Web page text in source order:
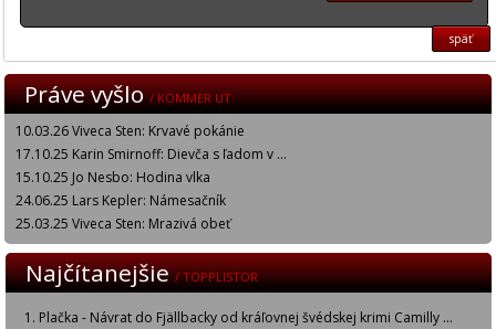
späť
Práve vyšlo/ KOMMER UT
10.03.26 Viveca Sten: Krvavé pokánie
17.10.25 Karin Smirnoff: Dievča s ľadom v ...
15.10.25 Jo Nesbo: Hodina vlka
24.06.25 Lars Kepler: Námesačník
25.03.25 Viveca Sten: Mrazivá obeť
Najčítanejšie/ TOPPLISTOR
Plačka - Návrat do Fjällbacky od kráľovnej švédskej krimi Camilly ...